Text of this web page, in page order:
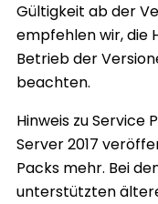
Gültigkeit ab der
empfehlen wir, die
Betrieb der
beachten.
Hinweis zu Service
Server 2017
Packs mehr. Bei
unterstützten